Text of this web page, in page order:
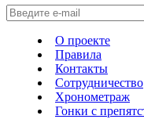
with
prices.
О проекте
Правила
Контакты
Сотрудничество
Хронометраж
Гонки с